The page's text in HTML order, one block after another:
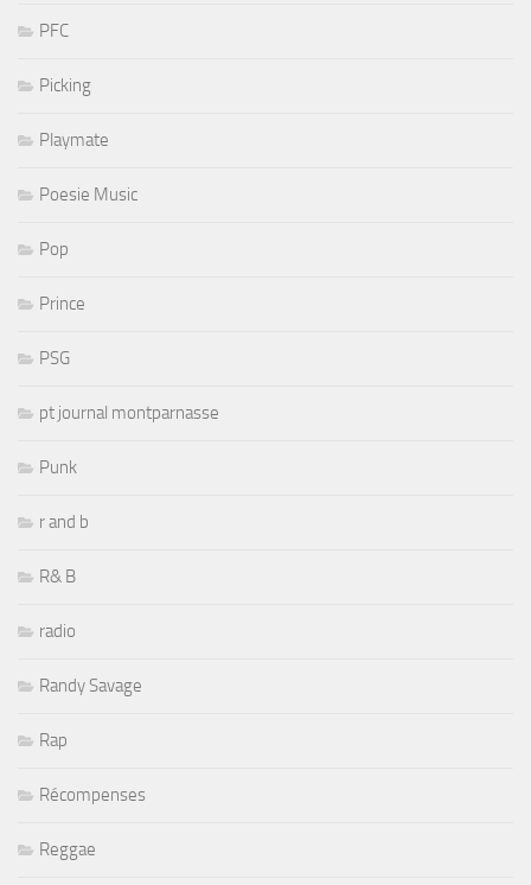
PFC
Picking
Playmate
Poesie Music
Pop
Prince
PSG
pt journal montparnasse
Punk
r and b
R& B
radio
Randy Savage
Rap
Récompenses
Reggae